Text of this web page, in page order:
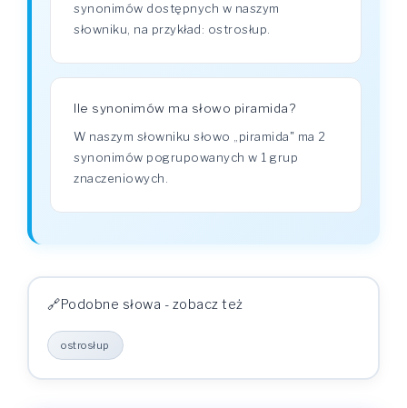
synonimów dostępnych w naszym
słowniku, na przykład: ostrosłup.
Ile synonimów ma słowo piramida?
W naszym słowniku słowo „piramida" ma 2
synonimów pogrupowanych w 1 grup
znaczeniowych.
Podobne słowa - zobacz też
ostrosłup